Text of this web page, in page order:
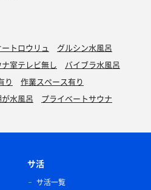
ートロウリュ
グルシン水風呂
室テレビ無し
バイブラ水風呂
り
作業スペース有り
水風呂 プライベートサウナ
サ活
サ活一覧